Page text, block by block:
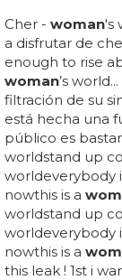
Cher - woman's
a disfrutar de
enough to rise
woman’s
filtración de su
está hecha una
público es
worldstand up
worldeverybody
nowthis is a
worldstand up
worldeverybody
nowthis is a
this leak ! 1st i